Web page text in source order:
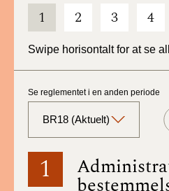
1 2 3 4
Swipe horisontalt for at se
1
Se reglementet i en anden periode
BR18 (Aktuelt)
BR18 (Aktuelt)